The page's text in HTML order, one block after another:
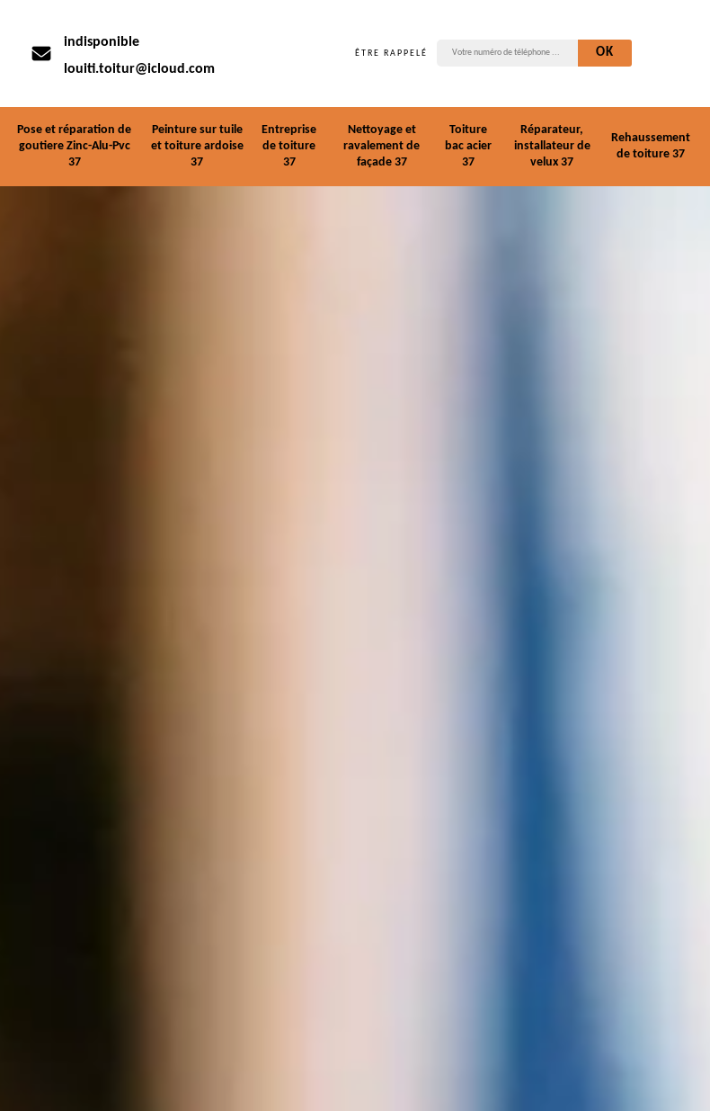
indisponible
louiti.toitur@icloud.com
ÊTRE RAPPELÉ
Pose et réparation de
goutiere Zinc-Alu-Pvc
37
Peinture sur tuile
et toiture ardoise
37
Entreprise
de toiture
37
Nettoyage et
ravalement de
façade 37
Toiture
bac acier
37
Réparateur,
installateur de
velux 37
Rehaussement
de toiture 37